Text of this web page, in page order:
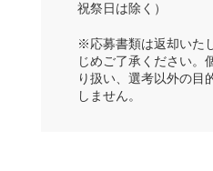
祝祭日は除く）
※応募書類は返却いた
じめご了承ください。
り扱い、選考以外の目
しません。